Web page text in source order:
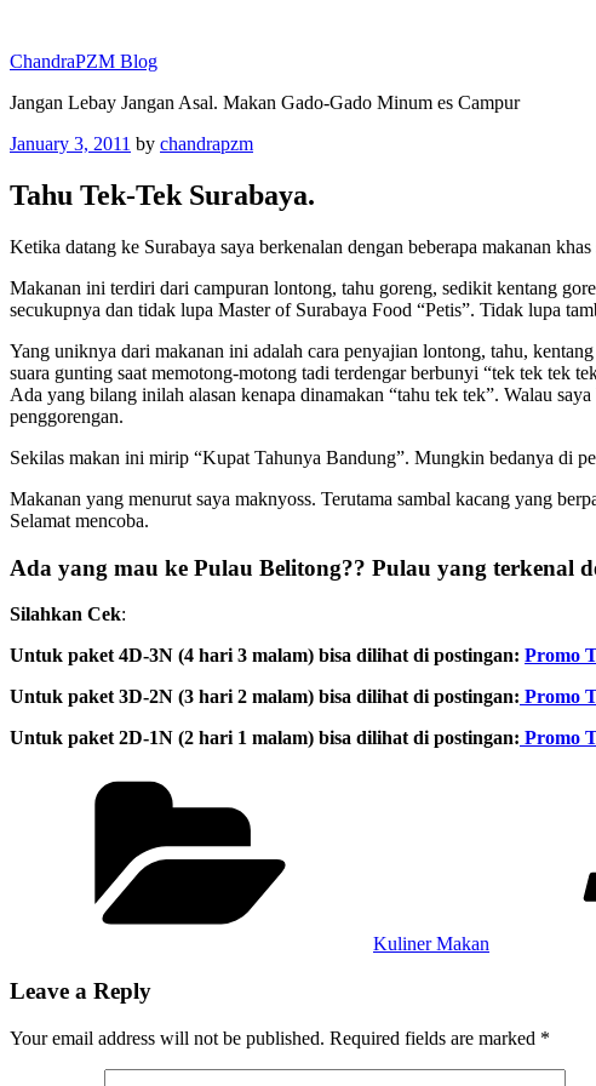
content
ChandraPZM Blog
Jangan Lebay Jangan Asal. Makan Gado-Gado Minum es Campur
Posted
January 3, 2011 by chandrapzm
Tahu Tek-Tek Surabaya.
Ketika datang ke Surabaya saya berkenalan dengan beberapa makanan
Makanan ini terdiri dari campuran lontong, tahu goreng, sedikit kentang
secukupnya dan tidak lupa Master of Surabaya Food “Petis”. Tidak lupa
Yang uniknya dari makanan ini adalah cara penyajian lontong, tahu,
suara gunting saat memotong-motong tadi terdengar berbunyi “tek tek tek
Ada yang bilang inilah alasan kenapa dinamakan “tahu tek tek”. Walau
penggorengan.
Sekilas makan ini mirip “Kupat Tahunya Bandung”. Mungkin bedanya di
Makanan yang menurut saya maknyoss. Terutama sambal kacang yang
Selamat mencoba.
Ada yang mau ke Pulau Belitong?? Pulau yang terkenal
Silahkan Cek:
Untuk paket 4D-3N (4 hari 3 malam) bisa dilihat di postingan: Promo
Untuk paket 3D-2N (3 hari 2 malam) bisa dilihat di postingan: Promo
Untuk paket 2D-1N (2 hari 1 malam) bisa dilihat di postingan: Promo
Kuliner Makan
Leave a Reply
Your email address will not be published. Required fields are marked *